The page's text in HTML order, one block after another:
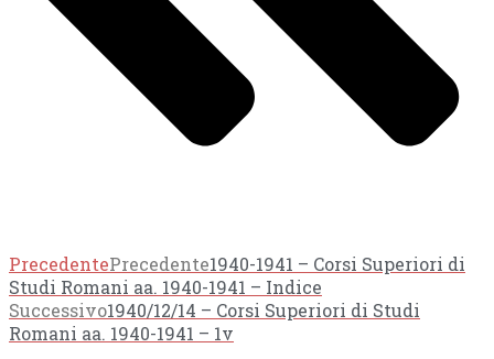
PrecedentePrecedente1940-1941 – Corsi Superiori di
Studi Romani aa. 1940-1941 – Indice
Successivo1940/12/14 – Corsi Superiori di Studi
Romani aa. 1940-1941 – 1v